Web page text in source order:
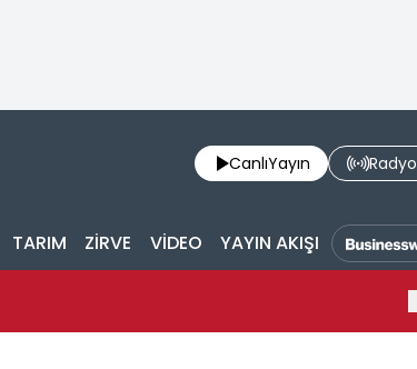
CanlıYayın Radyo
TARIM ZİRVE VİDEO YAYIN AKIŞI